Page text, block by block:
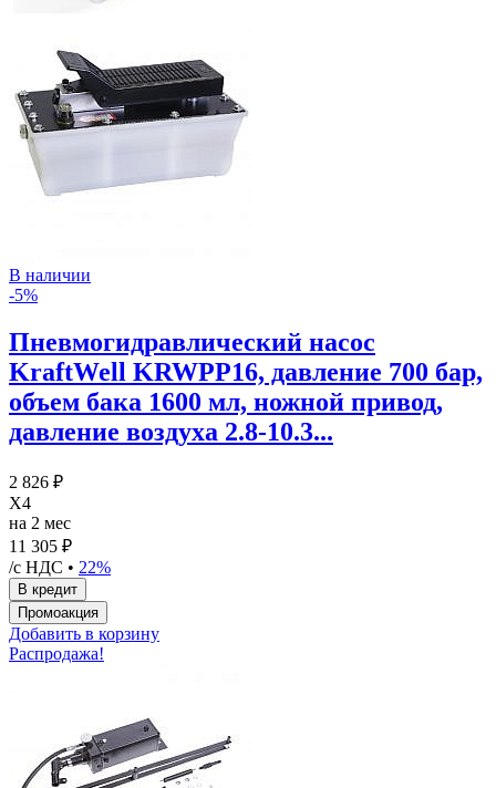
В наличии
-5%
Пневмогидравлический насос
KraftWell KRWPP16, давление 700 бар,
объем бака 1600 мл, ножной привод,
давление воздуха 2.8-10.3...
2 826 ₽
X4
на 2 мес
11 305 ₽
/с НДС • 22%
Добавить в корзину
Распродажа!